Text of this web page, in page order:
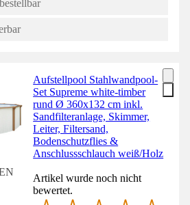
Aufstellpool Stahlwandpool-
Set Supreme white-timber
rund Ø 360x132 cm inkl.
Sandfilteranlage, Skimmer,
Leiter, Filtersand,
Bodenschutzflies &
Anschlussschlauch weiß/Holz
Artikel wurde noch nicht
bewertet.